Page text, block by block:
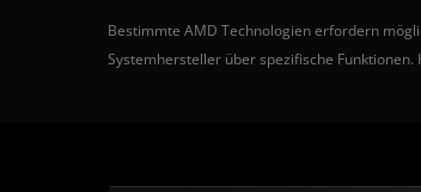
Bestimmte AMD Technologien erfordern
Systemhersteller über spezifische